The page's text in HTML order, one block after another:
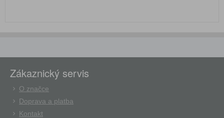
Zákaznický servis
O značce
Doprava a platba
Kontakt